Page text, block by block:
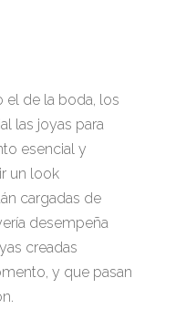
el de la boda, los
las joyas para
esencial y
un look
cargadas de
desempeña
creadas
y que pasan